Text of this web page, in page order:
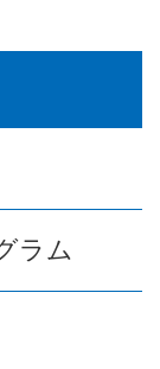
ラム